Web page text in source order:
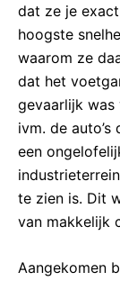
dat ze je
hoogste
waarom ze
dat het
gevaarlijk
ivm. de
een
te zien is. Dit
van makkelijk
Aangekomen